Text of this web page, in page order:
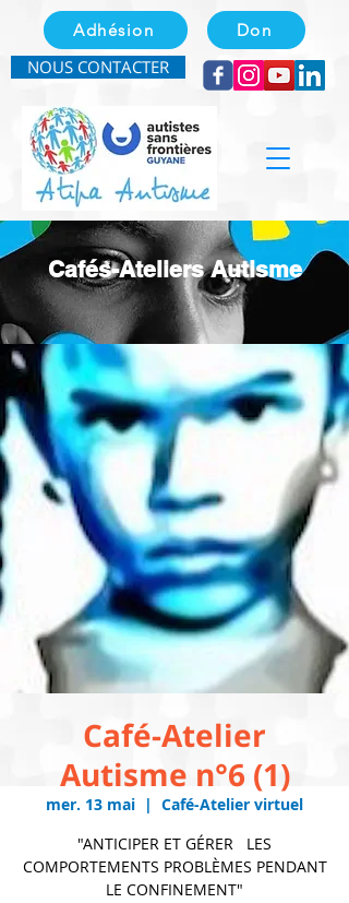
Adhésion Don
NOUS CONTACTER
Cafés-Ateliers Autisme
Café-Atelier
Autisme n°6 (1)
mer. 13 mai
  |
Café-Atelier virtuel
"ANTICIPER ET GÉRER LES
COMPORTEMENTS PROBLÈMES PENDANT
LE CONFINEMENT"